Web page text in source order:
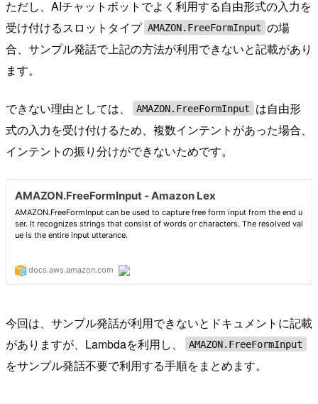
ただし、AIチャットボットでよく利用する自由形式の入力を
受け付けるスロットタイプ AMAZON.FreeFormInput の場
合、サンプル発話で上記の方法が利用できないと記載があり
ます。
できない理由としては、 AMAZON.FreeFormInput
は自由形
式の入力を受け付けるため、複数インテントがあった場合、
インテントの振り分けができないためです。
今回は、サンプル発話が利用できないとドキュメントに記載
がありますが、Lambdaを利用し、
AMAZON.FreeFormInput
をサンプル発話不要で利用する手順をまとめます。